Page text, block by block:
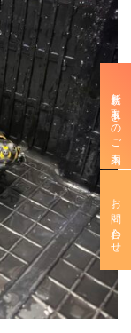
新規お取引きのご案内
お問い合わせ